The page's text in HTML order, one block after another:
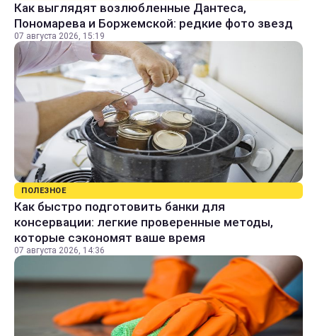
Как выглядят возлюбленные Дантеса,
Пономарева и Боржемской: редкие фото звезд
07 августа 2026, 15:19
ПОЛЕЗНОЕ
Как быстро подготовить банки для
консервации: легкие проверенные методы,
которые сэкономят ваше время
07 августа 2026, 14:36